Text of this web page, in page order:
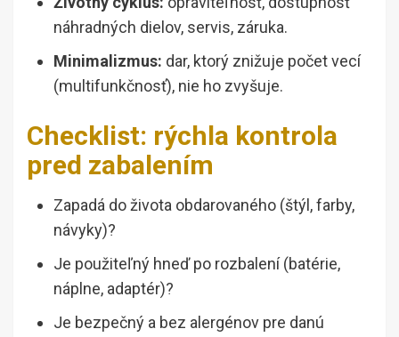
náhradných dielov, servis, záruka.
Minimalizmus: dar, ktorý znižuje počet vecí
(multifunkčnosť), nie ho zvyšuje.
Checklist: rýchla kontrola
pred zabalením
Zapadá do života obdarovaného (štýl, farby,
návyky)?
Je použiteľný hneď po rozbalení (batérie,
náplne, adaptér)?
Je bezpečný a bez alergénov pre danú